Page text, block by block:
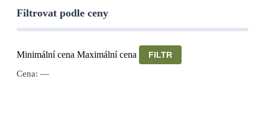
Filtrovat podle ceny
Minimální cena Maximální cena
FILTR
Cena: —